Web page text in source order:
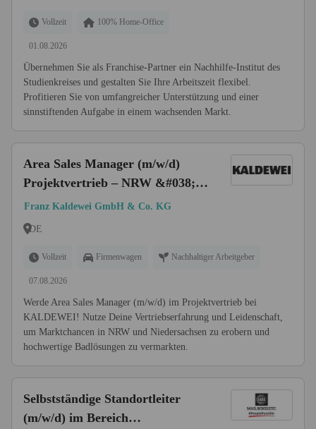
Vollzeit 100% Home-Office
01.08.2026
Übernehmen Sie als Franchise-Partner ein Nachhilfe-Institut des
Studienkreises und gestalten Sie Ihre Arbeitszeit flexibel.
Profitieren Sie von umfangreicher Unterstützung und einer
sinnstiftenden Aufgabe in einem wachsenden Markt.
Area Sales Manager (m/w/d)
Projektvertrieb – NRW &#038;
Niedersachsen
Franz Kaldewei GmbH & Co. KG
DE
Vollzeit Firmenwagen Nachhaltiger Arbeitgeber
07.08.2026
Werde Area Sales Manager (m/w/d) im Projektvertrieb bei
KALDEWEI! Nutze Deine Vertriebserfahrung und Leidenschaft,
um Marktchancen in NRW und Niedersachsen zu erobern und
hochwertige Badlösungen zu vermarkten.
Selbstständige Standortleiter
(m/w/d) im Bereich